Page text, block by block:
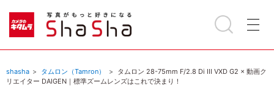
shasha タムロン（Tamron）
タムロン 28-75mm F/2.8 Di III VXD G2 × 動画ク
リエイター DAIGEN｜標準ズームレンズはこれで決まり！